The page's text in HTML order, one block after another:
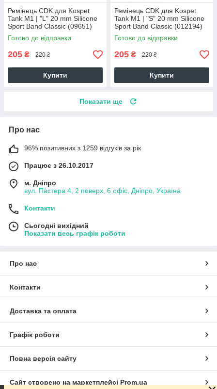
Ремінець CDK для Kospet
Tank M1 | "L" 20 mm Silicone
Sport Band Classic (09651)
(ocean blue)
Готово до відправки
205 ₴ 220 ₴
Купити
Ремінець CDK для Kospet
Tank M1 | "S" 20 mm Silicone
Sport Band Classic (012194)
(grey)
Готово до відправки
205 ₴ 220 ₴
Купити
Показати ще
Про нас
96% позитивних з 1259 відгуків за рік
Працює з 26.10.2017
м. Дніпро
вул. Пастера 4, 2 поверх, 6 офіс, Дніпро, Україна
Контакти
Сьогодні вихідний
Показати весь графік роботи
Про нас
Контакти
Доставка та оплата
Графік роботи
Повна версія сайту
Сайт створено на маркетплейсі Prom.ua